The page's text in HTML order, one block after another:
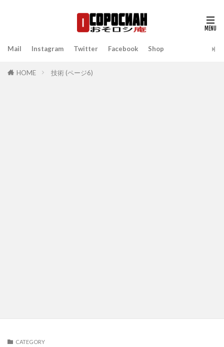
Mail Instagram Twitter Facebook Shop
HOME 技術 (ページ6)
CATEGORY